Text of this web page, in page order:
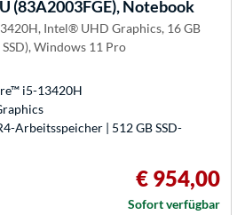
(83A2003FGE), Notebook
Intel® UHD Graphics, 16 GB
Windows 11 Pro
i5-13420H
Arbeitsspeicher | 512 GB SSD-
€ 954,00
Sofort verfügbar